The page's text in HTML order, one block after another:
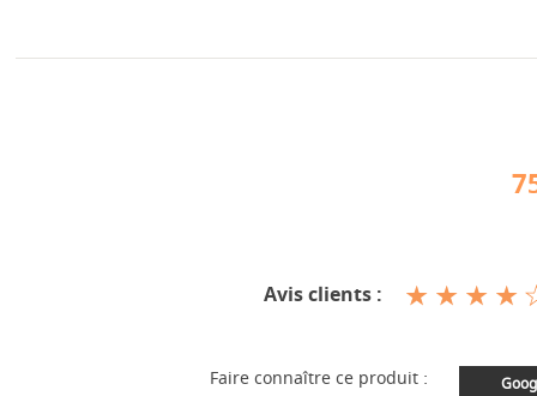
Avis clients :
Faire connaître ce produit :